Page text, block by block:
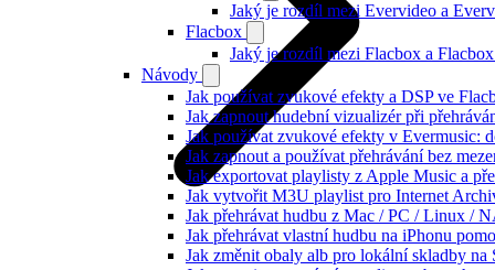
Jaký je rozdíl mezi Evervideo a
Flacbox
Jaký je rozdíl mezi Flacbox a
Návody
Jak používat zvukové efekty a DSP ve
Jak zapnout hudební vizualizér při
Jak používat zvukové efekty v Evermusic:
Jak zapnout a používat přehrávání bez
Jak exportovat playlisty z Apple Music a
Jak vytvořit M3U playlist pro Internet
Jak přehrávat hudbu z Mac / PC / Linux /
Jak přehrávat vlastní hudbu na iPhonu
Jak změnit obaly alb pro lokální skladby